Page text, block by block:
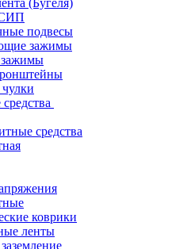
(Бугеля)
СИП
подвесы
зажимы
средства
коврики
ленты